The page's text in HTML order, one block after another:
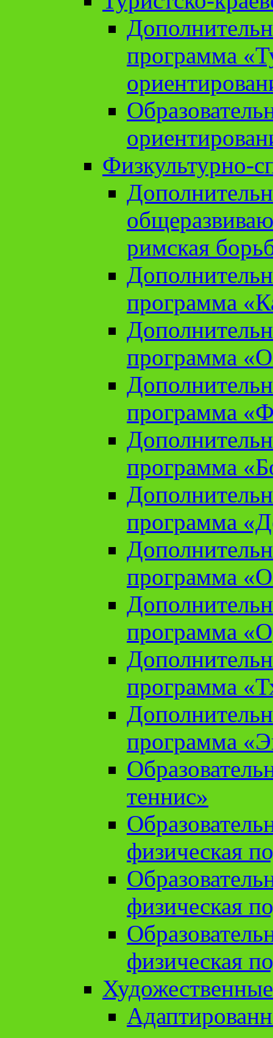
программа
Физкультурно-
римская
программа
программа
программа
программа
программа
программа
программа
программа
программа
теннис»
физическая
физическая
физическая
Художественные